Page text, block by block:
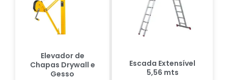
Elevador de
Chapas Drywall e
Gesso
Escada Extensível
5,56 mts